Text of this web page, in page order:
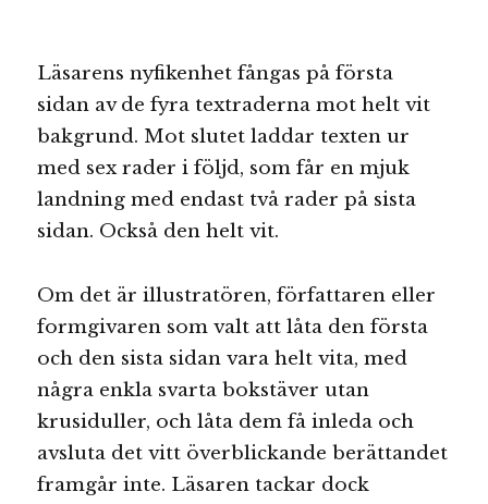
Läsarens nyfikenhet fångas på första
sidan av de fyra textraderna mot helt vit
bakgrund. Mot slutet laddar texten ur
med sex rader i följd, som får en mjuk
landning med endast två rader på sista
sidan. Också den helt vit.
Om det är illustratören, författaren eller
formgivaren som valt att låta den första
och den sista sidan vara helt vita, med
några enkla svarta bokstäver utan
krusiduller, och låta dem få inleda och
avsluta det vitt överblickande berättandet
framgår inte. Läsaren tackar dock